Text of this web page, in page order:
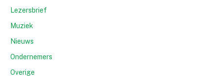
Lezersbrief
Muziek
Nieuws
Ondernemers
Overige